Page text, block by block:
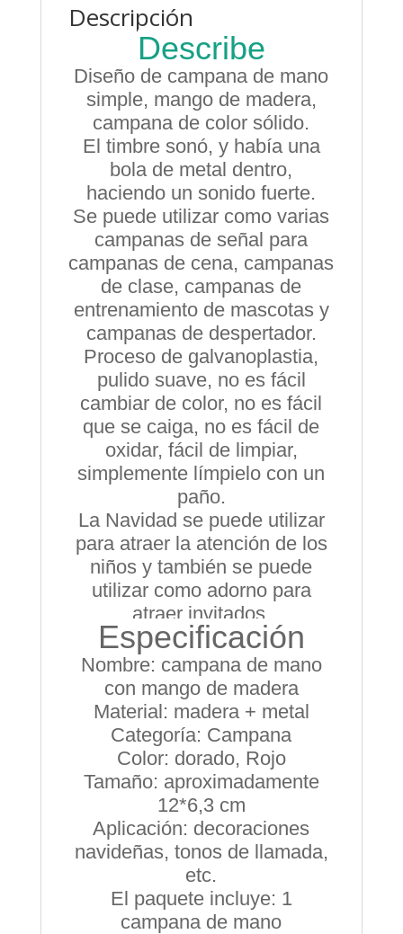
Descripción
Describe
Diseño de campana de mano
simple, mango de madera,
campana de color sólido.
El timbre sonó, y había una
bola de metal dentro,
haciendo un sonido fuerte.
Se puede utilizar como varias
campanas de señal para
campanas de cena, campanas
de clase, campanas de
entrenamiento de mascotas y
campanas de despertador.
Proceso de galvanoplastia,
pulido suave, no es fácil
cambiar de color, no es fácil
que se caiga, no es fácil de
oxidar, fácil de limpiar,
simplemente límpielo con un
paño.
La Navidad se puede utilizar
para atraer la atención de los
niños y también se puede
utilizar como adorno para
atraer invitados.
Especificación
Nombre: campana de mano
con mango de madera
Material: madera + metal
Categoría: Campana
Color: dorado, Rojo
Tamaño: aproximadamente
12*6,3 cm
Aplicación: decoraciones
navideñas, tonos de llamada,
etc.
El paquete incluye: 1
campana de mano